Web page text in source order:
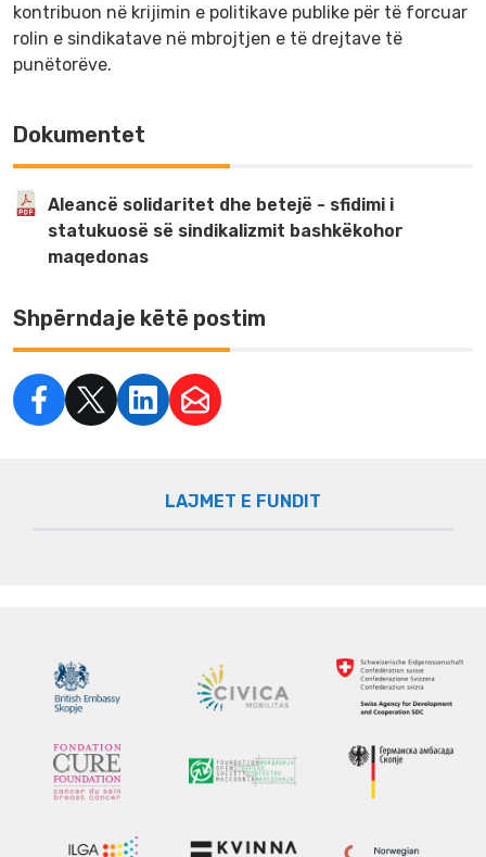
kontribuon në krijimin e politikave publike për të forcuar
rolin e sindikatave në mbrojtjen e të drejtave të
punëtorëve.
Dokumentet
Aleancë solidaritet dhe betejë - sfidimi i
statukuosë së sindikalizmit bashkëkohor
maqedonas
Shpërndaje këtë postim
LAJMET E FUNDIT